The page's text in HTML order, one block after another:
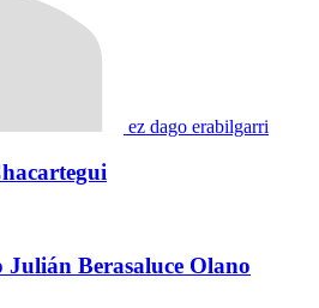
ez dago erabilgarri
Berasaluce Olano